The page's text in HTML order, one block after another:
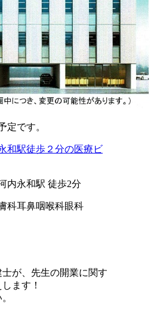
定です。
和駅徒歩２分の医療ビ
内永和駅 徒歩2分
科耳鼻咽喉科眼科
が、 先生の開業に関す
ます！